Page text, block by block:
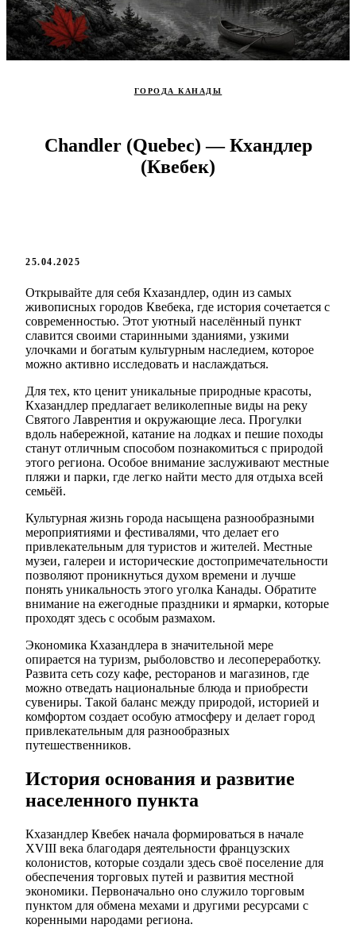
ГОРОДА КАНАДЫ
Chandler (Quebec) — Кхандлер
(Квебек)
25.04.2025
Открывайте для себя Кхазандлер, один из самых
живописных городов Квебека, где история сочетается с
современностью. Этот уютный населённый пункт
славится своими старинными зданиями, узкими
улочками и богатым культурным наследием, которое
можно активно исследовать и наслаждаться.
Для тех, кто ценит уникальные природные красоты,
Кхазандлер предлагает великолепные виды на реку
Святого Лаврентия и окружающие леса. Прогулки
вдоль набережной, катание на лодках и пешие походы
станут отличным способом познакомиться с природой
этого региона. Особое внимание заслуживают местные
пляжи и парки, где легко найти место для отдыха всей
семьёй.
Культурная жизнь города насыщена разнообразными
мероприятиями и фестивалями, что делает его
привлекательным для туристов и жителей. Местные
музеи, галереи и исторические достопримечательности
позволяют проникнуться духом времени и лучше
понять уникальность этого уголка Канады. Обратите
внимание на ежегодные праздники и ярмарки, которые
проходят здесь с особым размахом.
Экономика Кхазандлера в значительной мере
опирается на туризм, рыболовство и лесопереработку.
Развита сеть cozy кафе, ресторанов и магазинов, где
можно отведать национальные блюда и приобрести
сувениры. Такой баланс между природой, историей и
комфортом создает особую атмосферу и делает город
привлекательным для разнообразных
путешественников.
История основания и развитие
населенного пункта
Кхазандлер Квебек начала формироваться в начале
XVIII века благодаря деятельности французских
колонистов, которые создали здесь своё поселение для
обеспечения торговых путей и развития местной
экономики. Первоначально оно служило торговым
пунктом для обмена мехами и другими ресурсами с
коренными народами региона.